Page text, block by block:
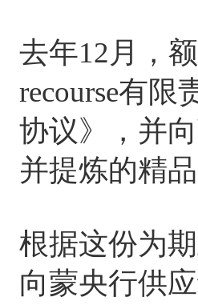
去年12月，
recourse有
协议》，并
并提炼的精品
根据这份为
向蒙央行供